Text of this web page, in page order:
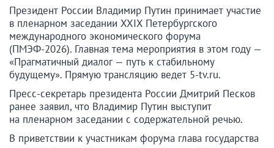
Президент России Владимир Путин принимает участие
в пленарном заседании XXIX Петербургского
международного экономического форума
(ПМЭФ-2026). Главная тема мероприятия в этом году —
«Прагматичный диалог — путь к стабильному
будущему». Прямую трансляцию ведет 5-tv.ru.
Пресс-секретарь президента России Дмитрий Песков
ранее заявил, что Владимир Путин выступит
на пленарном заседании с содержательной речью.
В приветствии к участникам форума глава государства